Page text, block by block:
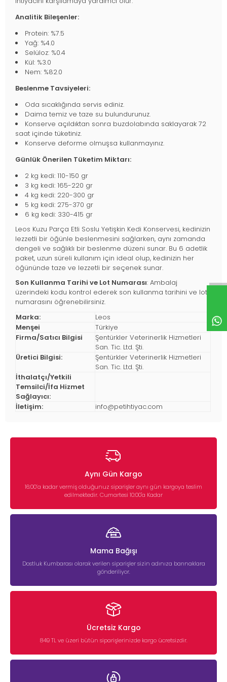
Analitik Bileşenler:
Protein: %7.5
Yağ: %4.0
Selüloz: %0.4
Kül: %3.0
Nem: %82.0
Beslenme Tavsiyeleri:
Oda sıcaklığında servis ediniz.
Daima temiz ve taze su bulundurunuz.
Konserve açıldıktan sonra buzdolabında saklayarak 72
saat içinde tüketiniz.
Konserve deforme olmuşsa kullanmayınız.
Günlük Önerilen Tüketim Miktarı:
2 kg kedi: 110-150 gr
3 kg kedi: 165-220 gr
4 kg kedi: 220-300 gr
5 kg kedi: 275-370 gr
6 kg kedi: 330-415 gr
Leos Kuzu Parça Etli Soslu Yetişkin Kedi Konservesi, kedinizin
lezzetli bir öğünle beslenmesini sağlarken, aynı zamanda
dengeli ve sağlıklı bir beslenme düzeni sunar. Bu 6 adetlik
paket, uzun süreli kullanım için ideal olup, kedinizin her
öğününde taze ve lezzetli bir seçenek sunar.
Son Kullanma Tarihi ve Lot Numarası: Ambalaj
üzerindeki kodu kontrol ederek son kullanma tarihini ve lot
numarasını öğrenebilirsiniz.
Marka:
Leos
Menşei
Türkiye
Firma/Satıcı Bilgisi
Şentürkler Veterinerlik Hizmetleri
San. Tic. Ltd. Şti.
Üretici Bilgisi:
Şentürkler Veterinerlik Hizmetleri
San. Tic. Ltd. Şti.
İthalatçı/Yetkili
Temsilci/İfa Hizmet
Sağlayıcı:
İletişim:
info@petihtiyac.com
Aynı Gün Kargo
16:00’a kadar vermiş olduğunuz siparişler aynı gün kargoya teslim
edilmektedir. Cumartesi 10:00'a Kadar
Mama Bağışı
Dostluk Kumbarası olarak verilen siparişler sizin adınıza barınaklara
gönderiliyor.
Ücretsiz Kargo
849 TL ve üzeri bütün siparişlerinizde kargo ücretsizdir.